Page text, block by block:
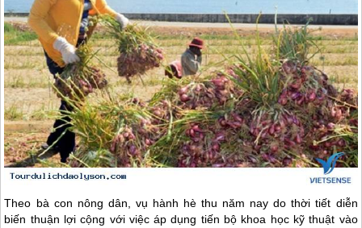
Theo bà con nông dân, vụ hành hè thu năm nay do thời tiết diễn
biến thuận lợi cộng với việc áp dụng tiến bộ khoa học kỹ thuật vào